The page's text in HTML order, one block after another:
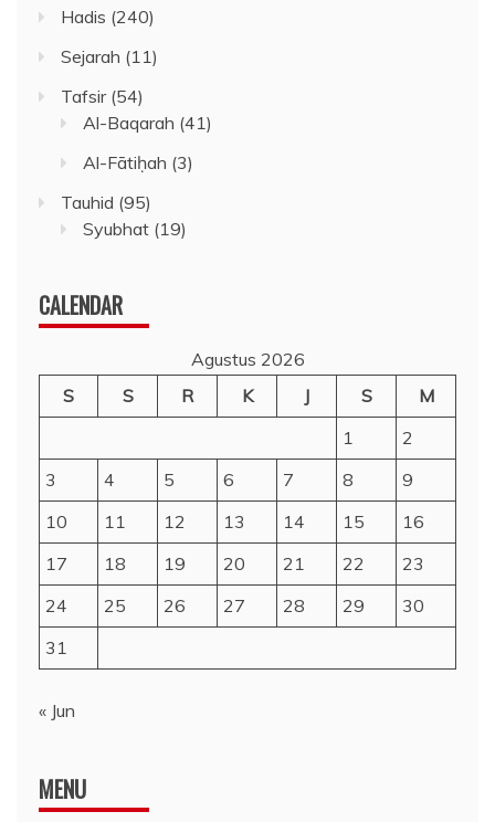
Hadis (240)
Sejarah (11)
Tafsir(54)
Al-Baqarah (41)
Al-Fātiḥah (3)
Tauhid (95)
Syubhat (19)
CALENDAR
Agustus 2026
S
S R K J S
M
1
2
3
4 5 6 7 8
9
10
11 12 13 14 15
16
17
18 19 20 21 22
23
24
25 26 27 28 29
30
31
« Jun
MENU